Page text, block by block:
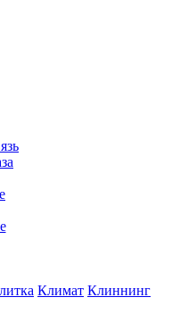
Климат Клиннинг